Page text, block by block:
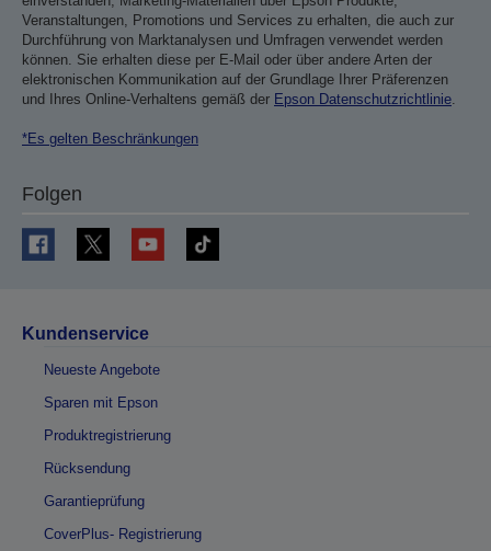
Veranstaltungen, Promotions und Services zu erhalten, die auch zur
Durchführung von Marktanalysen und Umfragen verwendet werden
können. Sie erhalten diese per E-Mail oder über andere Arten der
elektronischen Kommunikation auf der Grundlage Ihrer Präferenzen
und Ihres Online-Verhaltens gemäß der Epson Datenschutzrichtlinie
*Es gelten Beschränkungen
Folgen
Kundenservice
Neueste Angebote
Sparen mit Epson
Produktregistrierung
Rücksendung
Garantieprüfung
CoverPlus- Registrierung